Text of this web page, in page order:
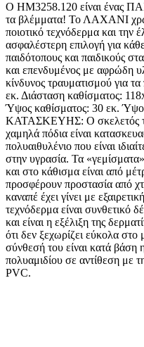
Ο ΗΜ3258.120 είναι ένας
τα βλέμματα! Το ΛΑΧΑΝΙ
ποιοτικό τεχνόδερμα και την
ασφαλέστερη επιλογή για
παιδότοπους και παιδικούς
και επενδυμένος με αφρώδη
κίνδυνος τραυματισμού για
εκ. Διάσταση καθίσματος:
Ύψος καθίσματος: 30 εκ.
ΚΑΤΑΣΚΕΥΗΣ: Ο σκελετός
χαμηλά πόδια είναι
πολυαιθυλένιο που είναι
στην υγρασία. Τα
και στο κάθισμα είναι από
προσφέρουν προστασία από
καναπέ έχει γίνει με
τεχνόδερμα είναι συνθετικό
και είναι η εξέλιξη της
ότι δεν ξεχωρίζει εύκολα
σύνθεσή του είναι κατά βάση
πολυαμιδίου σε αντίθεση με
PVC.